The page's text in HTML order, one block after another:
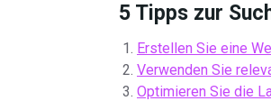
5 Tipps zur
Erstellen Sie eine
Verwenden Sie
Optimieren Sie die